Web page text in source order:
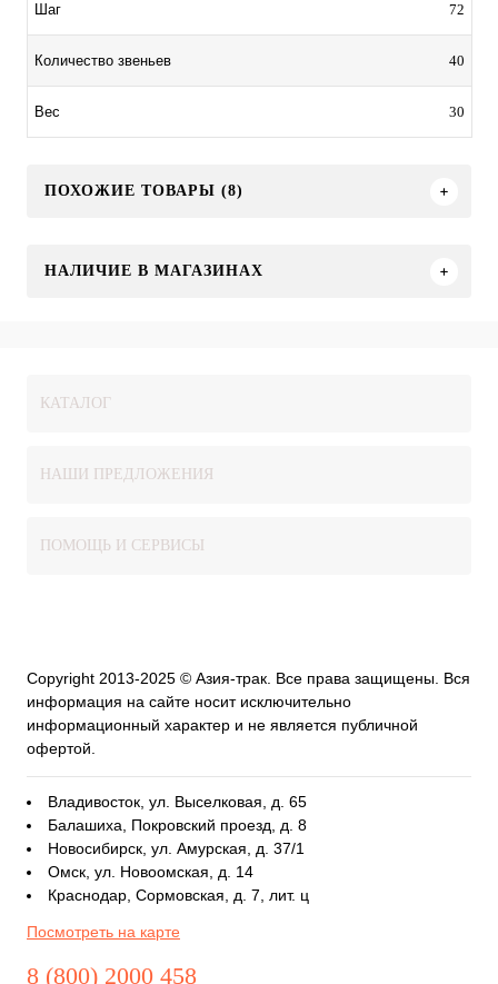
Шаг 72
Количество звеньев 40
Вес 30
ПОХОЖИЕ ТОВАРЫ (8)
НАЛИЧИЕ В МАГАЗИНАХ
КАТАЛОГ
НАШИ ПРЕДЛОЖЕНИЯ
ПОМОЩЬ И СЕРВИСЫ
Copyright 2013-2025 © Азия-трак. Все права защищены. Вся
информация на сайте носит исключительно
информационный характер и не является публичной
офертой.
Владивосток, ул. Выселковая, д. 65
Балашиха, Покровский проезд, д. 8
Новосибирск, ул. Амурская, д. 37/1
Омск, ул. Новоомская, д. 14
Краснодар, Сормовская, д. 7, лит. ц
Посмотреть на карте
8 (800) 2000 458